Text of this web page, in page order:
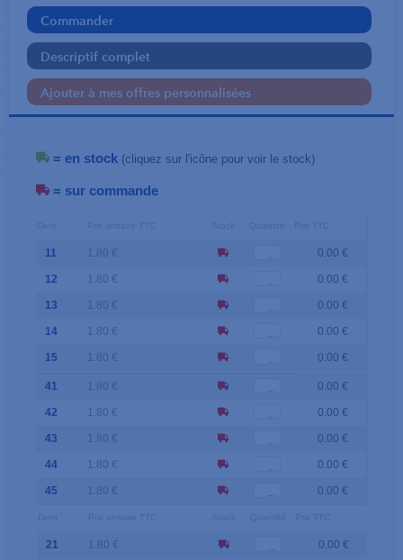
Commander
Descriptif complet
Ajouter à mes offres personnalisées
= en stock (cliquez sur l'icône pour voir le stock)
= sur commande
11 1.80 € 0.00 €
12 1.80 € 0.00 €
13 1.80 € 0.00 €
14 1.80 € 0.00 €
15 1.80 € 0.00 €
41 1.80 € 0.00 €
42 1.80 € 0.00 €
43 1.80 € 0.00 €
44 1.80 € 0.00 €
45 1.80 € 0.00 €
21 1.80 € 0.00 €